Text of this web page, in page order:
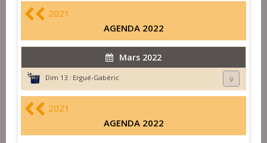
2021
AGENDA 2022
Mars 2022
Dim 13 : Ergué-Gabéric
2021
AGENDA 2022